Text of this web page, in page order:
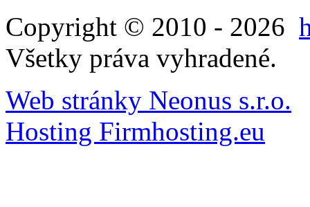
Copyright © 2010 - 2026
Všetky práva vyhradené.
Web stránky Neonus s.r.o.
Hosting Firmhosting.eu